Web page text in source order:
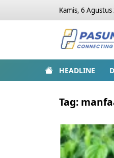
Kamis, 6
HEADLINE
Tag: